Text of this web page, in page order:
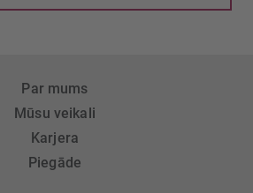
Par mums
Mūsu veikali
Karjera
Piegāde